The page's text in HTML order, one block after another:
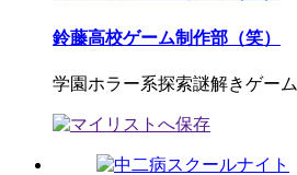
鈴藤高校ゲーム制作部（笑）
学園ホラー系探索謎解きゲーム